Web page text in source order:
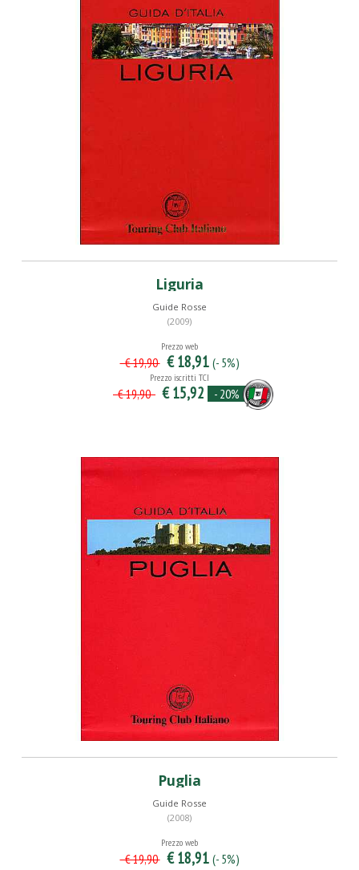
Liguria
Guide Rosse
(2009)
Prezzo web
€ 19,90 € 18,91 (- 5%)
Prezzo iscritti TCI
€ 19,90 € 15,92 - 20%
Puglia
Guide Rosse
(2008)
Prezzo web
€ 19,90 € 18,91 (- 5%)